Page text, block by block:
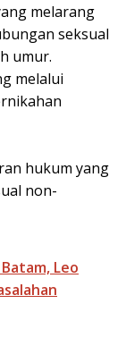
melarang
seksual
umur.
melalui
hukum yang
non-
Leo